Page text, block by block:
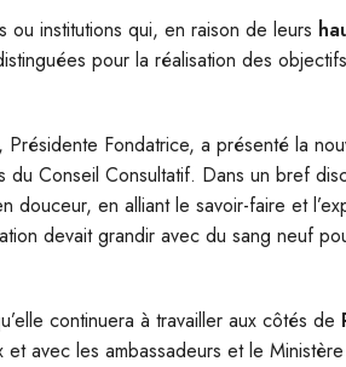
institutions qui, en raison de leurs
pour la réalisation des
Présidente Fondatrice, a présenté la
du Conseil Consultatif. Dans un bref
douceur, en alliant le savoir-faire et
devait grandir avec du sang neuf
continuera à travailler aux côtés de
et avec les ambassadeurs et le